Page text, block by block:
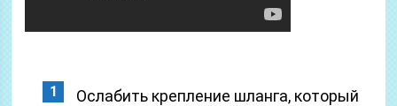
Ослабить крепление шланга, который